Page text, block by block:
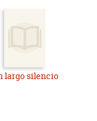
largo silencio